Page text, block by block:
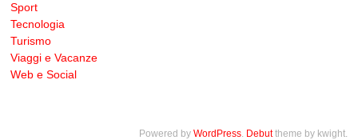
Sport
Tecnologia
Turismo
Viaggi e Vacanze
Web e Social
Powered by WordPress. Debuttheme by kwight.